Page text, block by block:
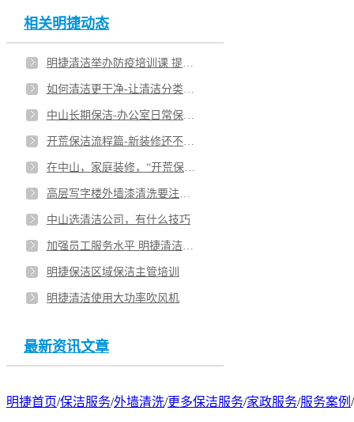
现代保洁公司如何适应清洗保洁行业发展趋势
保洁公司的综合竞争力由哪些因素构成
相关明捷动态
明捷清洁举办防疫培训课 提高员工健康安全意识
如何清洁更干净-让清洁分类更明了
中山长期保洁-办公室日常保洁清洗托管
开荒保洁流程篇-新装修还不知道怎么保洁吗
在中山，家庭装修，“开荒保洁”啥时候做？
高层写字楼外墙漆清洗要注意哪些问题
中山选清洁公司，有什么技巧
加强员工服务水平 明捷清洁对保洁主管进行培训
明捷保洁区域保洁主管培训
明捷清洁使用大功率吹风机
最新资讯文章
明捷首页/保洁服务/外墙清洗/更多保洁服务/家政服务/服务案例 /